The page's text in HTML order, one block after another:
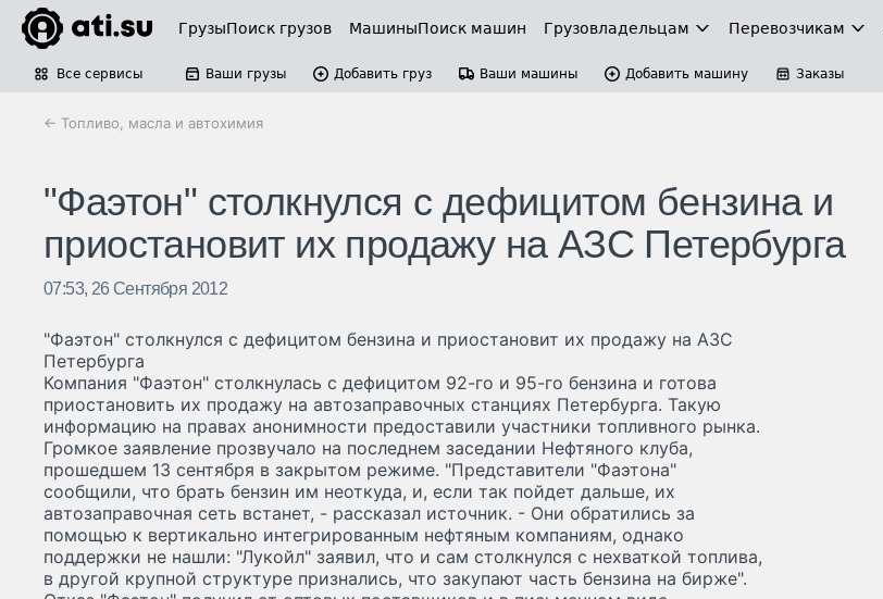
ГрузыПоиск грузов МашиныПоиск машин Грузовладельцам Перевозчикам
Все сервисы Ваши грузы Добавить груз Ваши машины Добавить машину Заказы
← Топливо, масла и автохимия
"Фаэтон" столкнулся с дефицитом бензина и
приостановит их продажу на АЗС Петербурга
07:53, 26 Сентября 2012
"Фаэтон" столкнулся с дефицитом бензина и приостановит их продажу на АЗС
Петербурга
Компания "Фаэтон" столкнулась с дефицитом 92-го и 95-го бензина и готова
приостановить их продажу на автозаправочных станциях Петербурга. Такую
информацию на правах анонимности предоставили участники топливного рынка.
Громкое заявление прозвучало на последнем заседании Нефтяного клуба,
прошедшем 13 сентября в закрытом режиме. "Представители "Фаэтона"
сообщили, что брать бензин им неоткуда, и, если так пойдет дальше, их
автозаправочная сеть встанет, - рассказал источник. - Они обратились за
помощью к вертикально интегрированным нефтяным компаниям, однако
поддержки не нашли: "Лукойл" заявил, что и сам столкнулся с нехваткой топлива,
в другой крупной структуре признались, что закупают часть бензина на бирже".